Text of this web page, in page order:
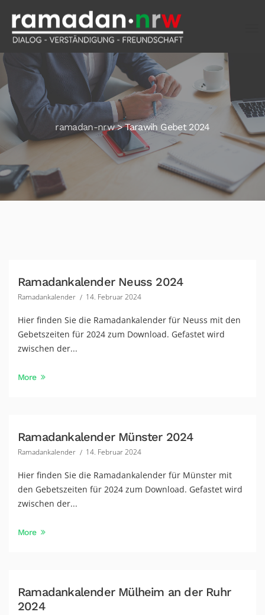
ramadan-nrw>Tarawih Gebet 2024
Ramadankalender Neuss 2024
Ramadankalender 14. Februar 2024
Hier finden Sie die Ramadankalender für Neuss mit den
Gebetszeiten für 2024 zum Download. Gefastet wird
zwischen der...
More
Ramadankalender Münster 2024
Ramadankalender 14. Februar 2024
Hier finden Sie die Ramadankalender für Münster mit
den Gebetszeiten für 2024 zum Download. Gefastet wird
zwischen der...
More
Ramadankalender Mülheim an der Ruhr
2024